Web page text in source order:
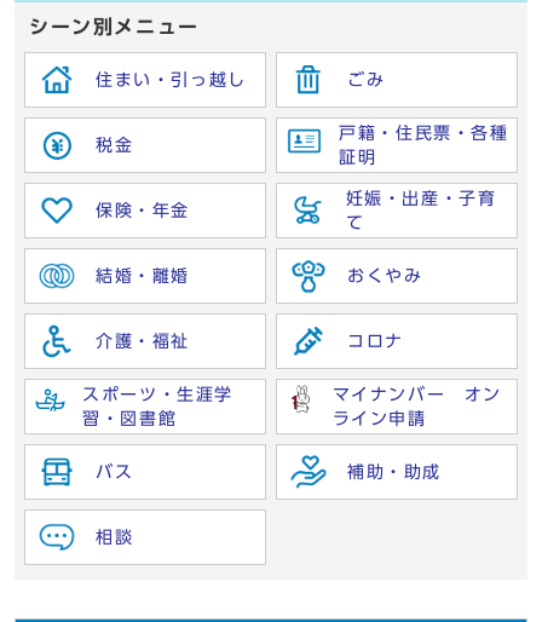
シーン別メニュー
住まい・引っ越し ごみ
税金
戸籍・住民票・各種
証明
保険・年金
妊娠・出産・子育
て
結婚・離婚 おくやみ
介護・福祉 コロナ
スポーツ・生涯学
習・図書館
マイナンバー オン
ライン申請
バス 補助・助成
相談